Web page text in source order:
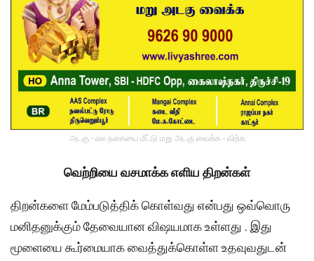
அடகு - ஏல நகையை மீட்டு மறு அடகு வைக்க - விற்க
வெற்றியை வசமாக்க எளிய திறன்கள்
திறன்களை மேம்படுத்திக் கொள்வது என்பது ஒவ்வொரு
மனிதனுக்கும் தேவையான விஷயமாக உள்ளது . இது
மூளையை கூர்மையாக வைத்துக்கொள்ள உதவுவதுடன்